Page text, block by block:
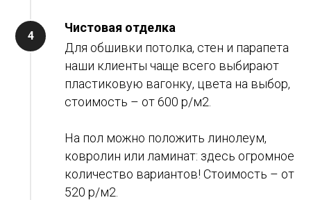
Чистовая отделка
Для обшивки потолка, стен и парапета
наши клиенты чаще всего выбирают
пластиковую вагонку, цвета на выбор,
стоимость – от 600 р/м2.
На пол можно положить линолеум,
ковролин или ламинат: здесь огромное
количество вариантов! Стоимость – от
520 р/м2.